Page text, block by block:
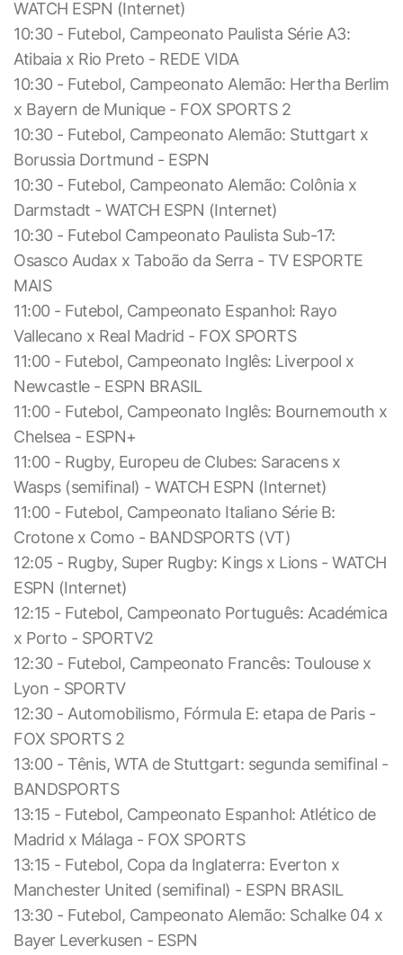
WATCH ESPN (Internet)
10:30 - Futebol, Campeonato Paulista Série A3:
Atibaia x Rio Preto - REDE VIDA
10:30 - Futebol, Campeonato Alemão: Hertha Berlim
x Bayern de Munique - FOX SPORTS 2
10:30 - Futebol, Campeonato Alemão: Stuttgart x
Borussia Dortmund - ESPN
10:30 - Futebol, Campeonato Alemão: Colônia x
Darmstadt - WATCH ESPN (Internet)
10:30 - Futebol Campeonato Paulista Sub-17:
Osasco Audax x Taboão da Serra - TV ESPORTE
MAIS
11:00 - Futebol, Campeonato Espanhol: Rayo
Vallecano x Real Madrid - FOX SPORTS
11:00 - Futebol, Campeonato Inglês: Liverpool x
Newcastle - ESPN BRASIL
11:00 - Futebol, Campeonato Inglês: Bournemouth x
Chelsea - ESPN+
11:00 - Rugby, Europeu de Clubes: Saracens x
Wasps (semifinal) - WATCH ESPN (Internet)
11:00 - Futebol, Campeonato Italiano Série B:
Crotone x Como - BANDSPORTS (VT)
12:05 - Rugby, Super Rugby: Kings x Lions - WATCH
ESPN (Internet)
12:15 - Futebol, Campeonato Português: Académica
x Porto - SPORTV2
12:30 - Futebol, Campeonato Francês: Toulouse x
Lyon - SPORTV
12:30 - Automobilismo, Fórmula E: etapa de Paris -
FOX SPORTS 2
13:00 - Tênis, WTA de Stuttgart: segunda semifinal -
BANDSPORTS
13:15 - Futebol, Campeonato Espanhol: Atlético de
Madrid x Málaga - FOX SPORTS
13:15 - Futebol, Copa da Inglaterra: Everton x
Manchester United (semifinal) - ESPN BRASIL
13:30 - Futebol, Campeonato Alemão: Schalke 04 x
Bayer Leverkusen - ESPN